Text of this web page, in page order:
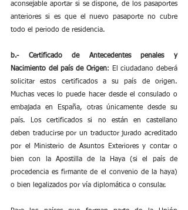
aconsejable aportar si se dispone, de los pasaportes
anteriores si es que el nuevo pasaporte no cubre
todo el periodo de residencia.
b.- Certificado de Antecedentes penales y
Nacimiento del país de Origen: El ciudadano deberá
solicitar estos certificados a su país de origen.
Muchas veces lo puede hacer desde el consulado o
embajada en España, otras únicamente desde su
país. Los certificados si no están en castellano
deben traducirse por un traductor jurado acreditado
por el Ministerio de Asuntos Exteriores y contar o
bien con la Apostilla de la Haya (si el país de
procedencia es firmante de el convenio de la haya)
o bien legalizados por vía diplomática o consular.